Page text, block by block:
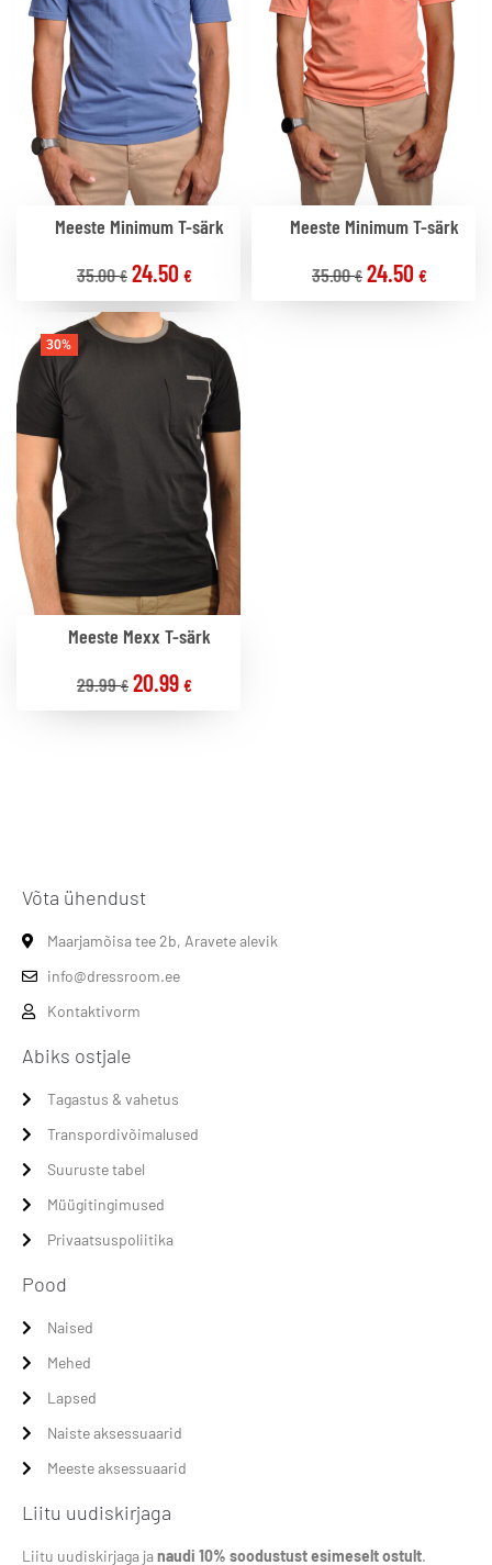
Meeste Minimum T-särk
35.00€ 24.50 €
Meeste Minimum T-särk
35.00€ 24.50 €
30%
Meeste Mexx T-särk
29.99€ 20.99 €
Võta ühendust
Maarjamõisa tee 2b, Aravete alevik
info@dressroom.ee
Kontaktivorm
Abiks ostjale
Tagastus & vahetus
Transpordivõimalused
Suuruste tabel
Müügitingimused
Privaatsuspoliitika
Pood
Naised
Mehed
Lapsed
Naiste aksessuaarid
Meeste aksessuaarid
Liitu uudiskirjaga
Liitu uudiskirjaga janaudi 10% soodustust esimeselt ostult.